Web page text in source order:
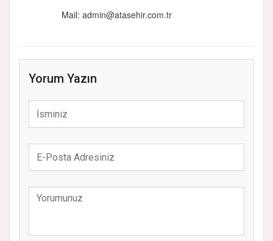
Mail: admin@atasehir.com.tr
Yorum Yazın